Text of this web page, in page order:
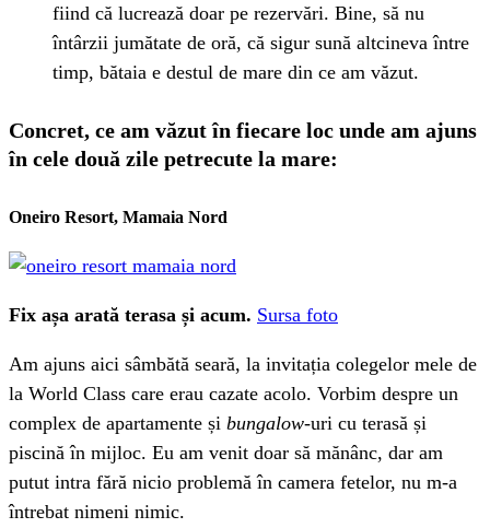
fiind că lucrează doar pe rezervări. Bine, să nu
întârzii jumătate de oră, că sigur sună altcineva între
timp, bătaia e destul de mare din ce am văzut.
Concret, ce am văzut în fiecare loc unde am ajuns
în cele două zile petrecute la mare:
Oneiro Resort, Mamaia Nord
Fix așa arată terasa și acum. Sursa foto
Am ajuns aici sâmbătă seară, la invitația colegelor mele de
la World Class care erau cazate acolo. Vorbim despre un
complex de apartamente și bungalow-uri cu terasă și
piscină în mijloc. Eu am venit doar să mănânc, dar am
putut intra fără nicio problemă în camera fetelor, nu m-a
întrebat nimeni nimic.